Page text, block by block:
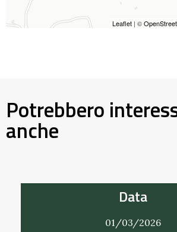
Leaflet | ©
Potrebbero
anche
Data
01/03/2026